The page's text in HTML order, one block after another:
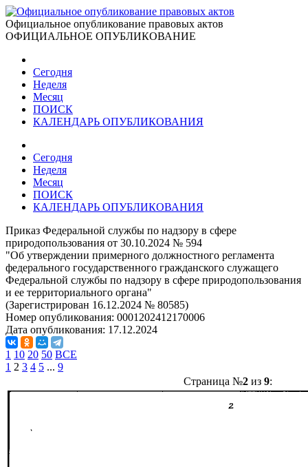
Официальное опубликование правовых актов
ОФИЦИАЛЬНОЕ ОПУБЛИКОВАНИЕ
Сегодня
Неделя
Месяц
ПОИСК
КАЛЕНДАРЬ ОПУБЛИКОВАНИЯ
Сегодня
Неделя
Месяц
ПОИСК
КАЛЕНДАРЬ ОПУБЛИКОВАНИЯ
Приказ Федеральной службы по надзору в сфере
природопользования от 30.10.2024 № 594
"Об утверждении примерного должностного регламента
федерального государственного гражданского служащего
Федеральной службы по надзору в сфере природопользования
и ее территориального органа"
(Зарегистрирован 16.12.2024 № 80585)
Номер опубликования: 0001202412170006
Дата опубликования: 17.12.2024
1 10 20 50 ВСЕ
1 2 3 4 5 ... 9
Страница №2из 9: